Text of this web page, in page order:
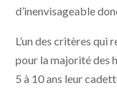
d’inenvisageable
L’un des critères
pour la majorité des
5 à 10 ans leur